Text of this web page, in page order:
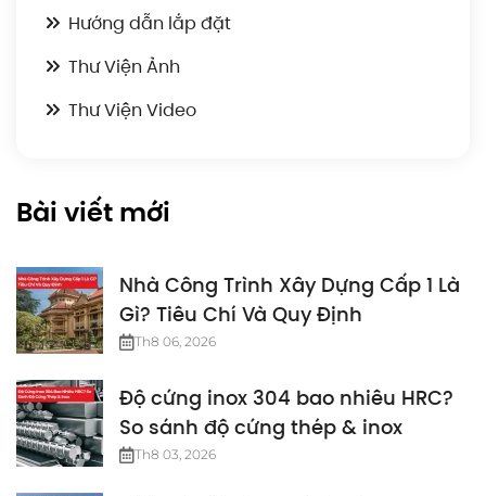
Hướng dẫn lắp đặt
Thư Viện Ảnh
Thư Viện Video
Bài viết mới
Nhà Công Trình Xây Dựng Cấp 1 Là
Gì? Tiêu Chí Và Quy Định
Th8 06, 2026
Độ cứng inox 304 bao nhiêu HRC?
So sánh độ cứng thép & inox
Th8 03, 2026